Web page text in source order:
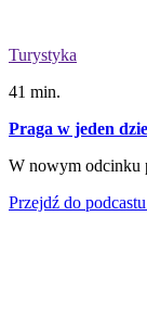
Turystyka
41 min.
Praga w jeden
W nowym odcinku
Przejdź do podcastu